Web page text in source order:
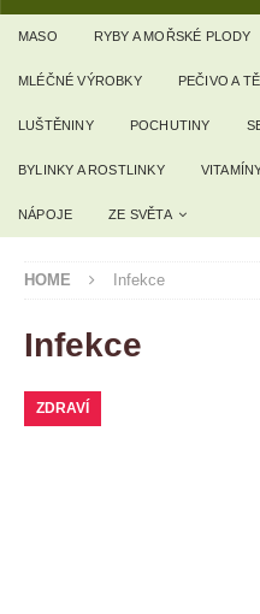
MASO RYBY A MOŘSKÉ PLODY
MLÉČNÉ VÝROBKY PEČIVO A
LUŠTĚNINY POCHUTINY
BYLINKY A ROSTLINKY
NÁPOJE ZE SVĚTA
HOME Infekce
Infekce
ZDRAVÍ